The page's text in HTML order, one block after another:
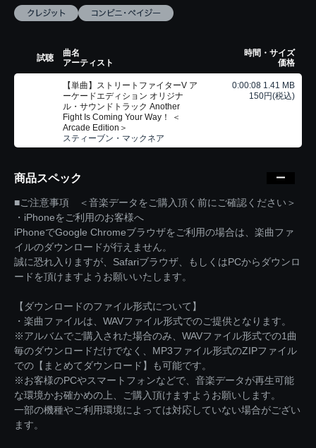
試聴
曲名
アーティスト
時間・サイズ
価格
【単曲】ストリートファイターV ア
ーケードエディション オリジナ
ル・サウンドトラック Another
Fight Is Coming Your Way！ ＜
Arcade Edition＞
スティーブン・マックネア
0:00:08 1.41 MB
150円(税込)
商品スペック
■ご注意事項 ＜音楽データをご購入頂く前にご確認ください＞
・iPhoneをご利用のお客様へ
iPhoneでGoogle Chromeブラウザをご利用の場合は、楽曲ファ
イルのダウンロードが行えません。
誠に恐れ入りますが、Safariブラウザ、もしくはPCからダウンロ
ードを頂けますようお願いいたします。
【ダウンロードのファイル形式について】
・楽曲ファイルは、WAVファイル形式でのご提供となります。
※アルバムでご購入された場合のみ、WAVファイル形式での1曲
毎のダウンロードだけでなく、MP3ファイル形式のZIPファイル
での【まとめてダウンロード】も可能です。
※お客様のPCやスマートフォンなどで、音楽データが再生可能
な環境かお確かめの上、ご購入頂けますようお願いします。
一部の機種やご利用環境によっては対応していない場合がござい
ます。